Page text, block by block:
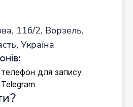
11б/2, Ворзель,
Україна
для запису